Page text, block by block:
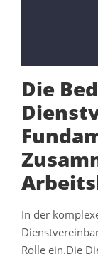
Die
In der
Rolle ein.Die